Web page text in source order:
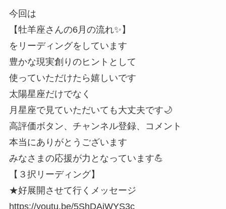
今回は
【牡羊座さんの6月の流れ✨】
をリーディングをしています
豊かな現実創りのヒントとして
使っていただけたら嬉しいです
太陽星座だけでなく
月星座で見ていただいても大丈夫です🌙
高評価ボタン、チャンネル登録、コメント
本当にありがとうございます
みなさまの応援が力となっています💪
【３択リーディング】
★好展開させて行くメッセージ
https://youtu.be/5ShDAiWYS3c